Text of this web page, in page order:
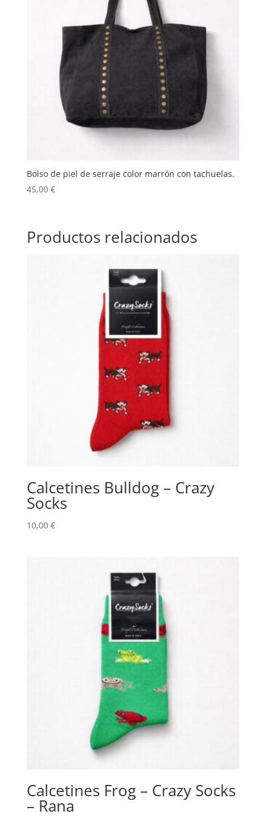
Bolso de piel de serraje color marrón con tachuelas.
45,00 €
Productos relacionados
Calcetines Bulldog – Crazy
Socks
10,00 €
Calcetines Frog – Crazy Socks
– Rana